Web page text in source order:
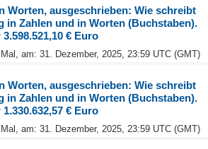
Worten, ausgeschrieben: Wie schreibt
in Zahlen und in Worten (Buchstaben).
€ Euro
am: 31. Dezember, 2025, 23:59 UTC (GMT)
Worten, ausgeschrieben: Wie schreibt
in Zahlen und in Worten (Buchstaben).
€ Euro
am: 31. Dezember, 2025, 23:59 UTC (GMT)